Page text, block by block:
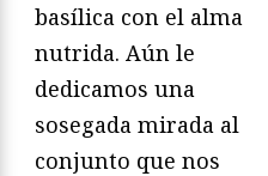
basílica con el alma
nutrida. Aún le
dedicamos una
sosegada mirada al
conjunto que nos